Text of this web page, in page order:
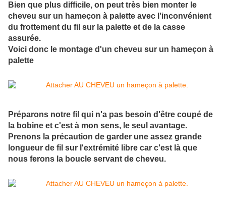
Bien que plus difficile, on peut très bien monter le
cheveu sur un hameçon à palette avec l'inconvénient
du frottement du fil sur la palette et de la casse
assurée.
Voici donc le montage d'un cheveu sur un hameçon à
palette
Préparons notre fil qui n'a pas besoin d'être coupé de
la bobine et c'est à mon sens, le seul avantage.
Prenons la précaution de garder une assez grande
longueur de fil sur l'extrémité libre car c'est là que
nous ferons la boucle servant de cheveu.